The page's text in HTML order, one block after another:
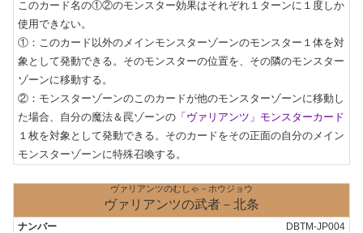
このカード名の①②のモンスター効果はそれぞれ１ターンに１度しか
使用できない。
①：このカード以外のメインモンスターゾーンのモンスター１体を対
象として発動できる。そのモンスターの位置を、その隣のモンスター
ゾーンに移動する。
②：モンスターゾーンのこのカードが他のモンスターゾーンに移動し
た場合、自分の魔法＆罠ゾーンの 「ヴァリアンツ」モンスターカード
１枚を対象として発動できる。そのカードをその正面の自分のメイン
モンスターゾーンに特殊召喚する。
ヴァリアンツのむしゃ－ホウジョウ
ヴァリアンツの武者－北条
DBTM-JP004